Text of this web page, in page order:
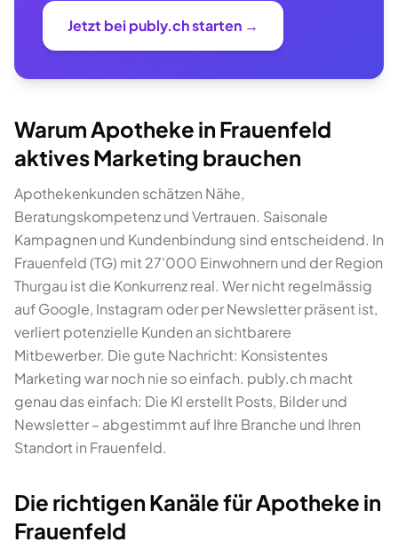
Jetzt bei publy.ch starten →
Warum Apotheke in Frauenfeld
aktives Marketing brauchen
Apothekenkunden schätzen Nähe,
Beratungskompetenz und Vertrauen. Saisonale
Kampagnen und Kundenbindung sind entscheidend. In
Frauenfeld (TG) mit 27'000 Einwohnern und der Region
Thurgau ist die Konkurrenz real. Wer nicht regelmässig
auf Google, Instagram oder per Newsletter präsent ist,
verliert potenzielle Kunden an sichtbarere
Mitbewerber. Die gute Nachricht: Konsistentes
Marketing war noch nie so einfach. publy.ch macht
genau das einfach: Die KI erstellt Posts, Bilder und
Newsletter – abgestimmt auf Ihre Branche und Ihren
Standort in Frauenfeld.
Die richtigen Kanäle für Apotheke in
Frauenfeld